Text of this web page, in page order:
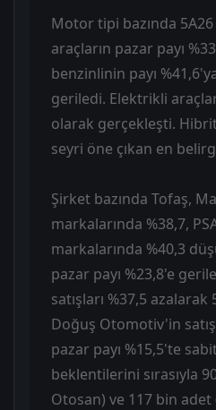
Motor tipi bazında
araçların pazar payı
benzinlinin payı
geriledi. Elektrikli
olarak gerçekleşti.
seyri öne çıkan en
Şirket bazında Tofaş,
markalarında %38,7,
markalarında %40,3
pazar payı %23,8'e
satışları %37,5
Doğuş Otomotiv'in
pazar payı %15,5'te
beklentilerini sırasıyla
Otosan) ve 117 bin